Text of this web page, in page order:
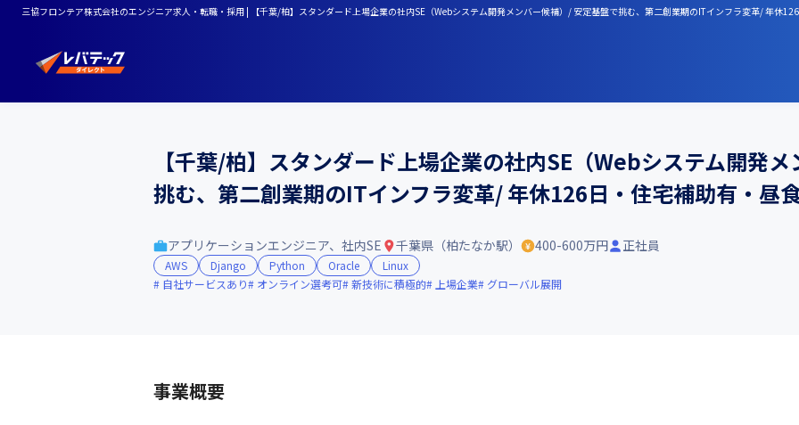
三協フロンテア株式会社のエンジニア求人・転職・採用 | 【千葉/柏】スタンダード上場企業の社内SE（Webシステム開発メンバー候補）/ 安定基盤で挑む、第二創業期のITインフラ変革/ 年休
【千葉/柏】スタンダード上場企業の社内SE（Webシステム開発
挑む、第二創業期のITインフラ変革/ 年休126日・住宅補助有・昼
アプリケーションエンジニア、社内SE 千葉県（柏たなか駅） 400-600万円 正社員
AWS Django Python Oracle
Linux
自社サービスあり
オンライン選考可 新技術に積極的 上場企業 グローバル展開
事業概要